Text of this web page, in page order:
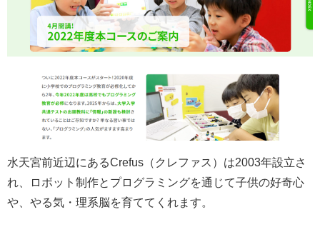
水天宮前近辺にあるCrefus（クレファス）は2003年設立さ
れ、ロボット制作とプログラミングを通じて子供の好奇心
や、やる気・理系脳を育ててくれます。